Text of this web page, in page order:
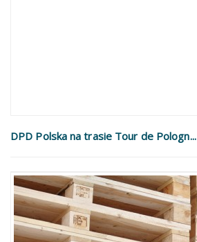
DPD Polska na trasie Tour de Pologn...